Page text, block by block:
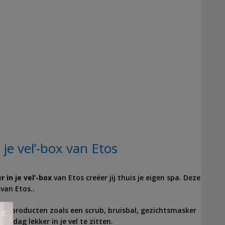
vel’-box van Etos
in je vel’-box van Etos creëer jij thuis je eigen spa. Deze
Etos..
zoals een scrub, bruisbal, gezichtsmasker
dag lekker in je vel te zitten.
×